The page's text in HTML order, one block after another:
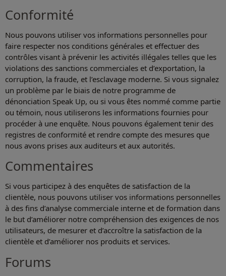
Conformité
Nous pouvons utiliser vos informations personnelles pour
faire respecter nos conditions générales et effectuer des
contrôles visant à prévenir les activités illégales telles que les
violations des sanctions commerciales et d’exportation, la
corruption, la fraude, et l’esclavage moderne. Si vous signalez
un problème par le biais de notre programme de
dénonciation Speak Up, ou si vous êtes nommé comme partie
ou témoin, nous utiliserons les informations fournies pour
procéder à une enquête. Nous pouvons également tenir des
registres de conformité et rendre compte des mesures que
nous avons prises aux auditeurs et aux autorités.
Commentaires
Si vous participez à des enquêtes de satisfaction de la
clientèle, nous pouvons utiliser vos informations personnelles
à des fins d’analyse commerciale interne et de formation dans
le but d’améliorer notre compréhension des exigences de nos
utilisateurs, de mesurer et d’accroître la satisfaction de la
clientèle et d’améliorer nos produits et services.
Forums